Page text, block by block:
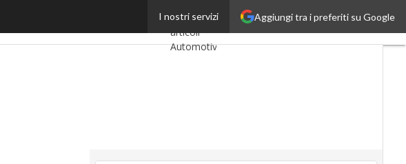
Aggiungi tra i preferiti su Google
I nostri servizi
le sfide e le opportunitàUltimi
articoli
AutomotiveUp